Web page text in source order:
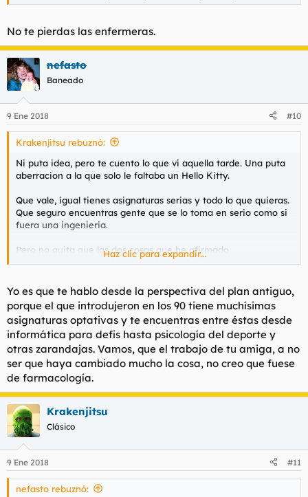
No te pierdas las enfermeras.
nefasto
Baneado
9 Ene 2018 #10
Krakenjitsu rebuznó:
Ni puta idea, pero te cuento lo que vi aquella tarde. Una puta
aberracion a la que solo le faltaba un Hello Kitty.
Que vale, igual tienes asignaturas serias y todo lo que quieras.
Que seguro encuentras gente que se lo toma en serio como si
fuera una ingenieria.
Pero no quita que las dos cosas que he afirmado
anteriormente sean ciertas. Inadaptados, frikis, vividores. Y mi
frikazo como pocos.
Haz clic para expandir...
Yo es que te hablo desde la perspectiva del plan antiguo,
porque el que introdujeron en los 90 tiene muchísimas
asignaturas optativas y te encuentras entre éstas desde
informática para defis hasta psicología del deporte y
otras zarandajas. Vamos, que el trabajo de tu amiga, a no
ser que haya cambiado mucho la cosa, no creo que fuese
de farmacología.
Krakenjitsu
Clásico
9 Ene 2018 #11
nefasto rebuznó: